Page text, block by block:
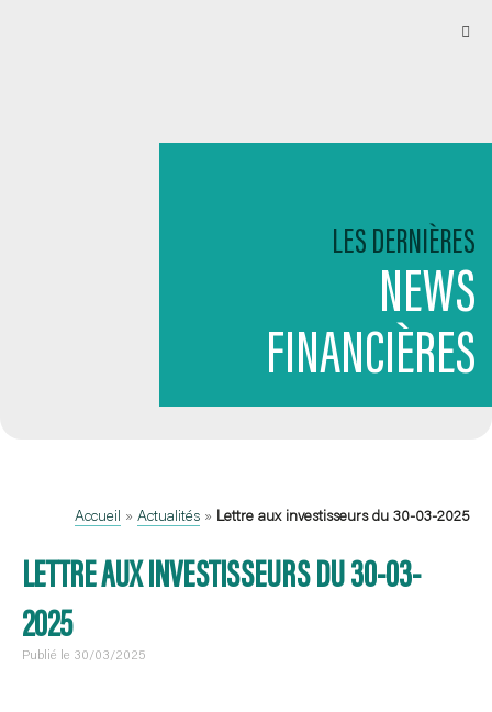
LES DERNIÈRES
NEWS
FINANCIÈRES
Accueil » Actualités » Lettre aux investisseurs du 30-03-2025
LETTRE AUX INVESTISSEURS DU 30-03-
2025
Publié le 30/03/2025